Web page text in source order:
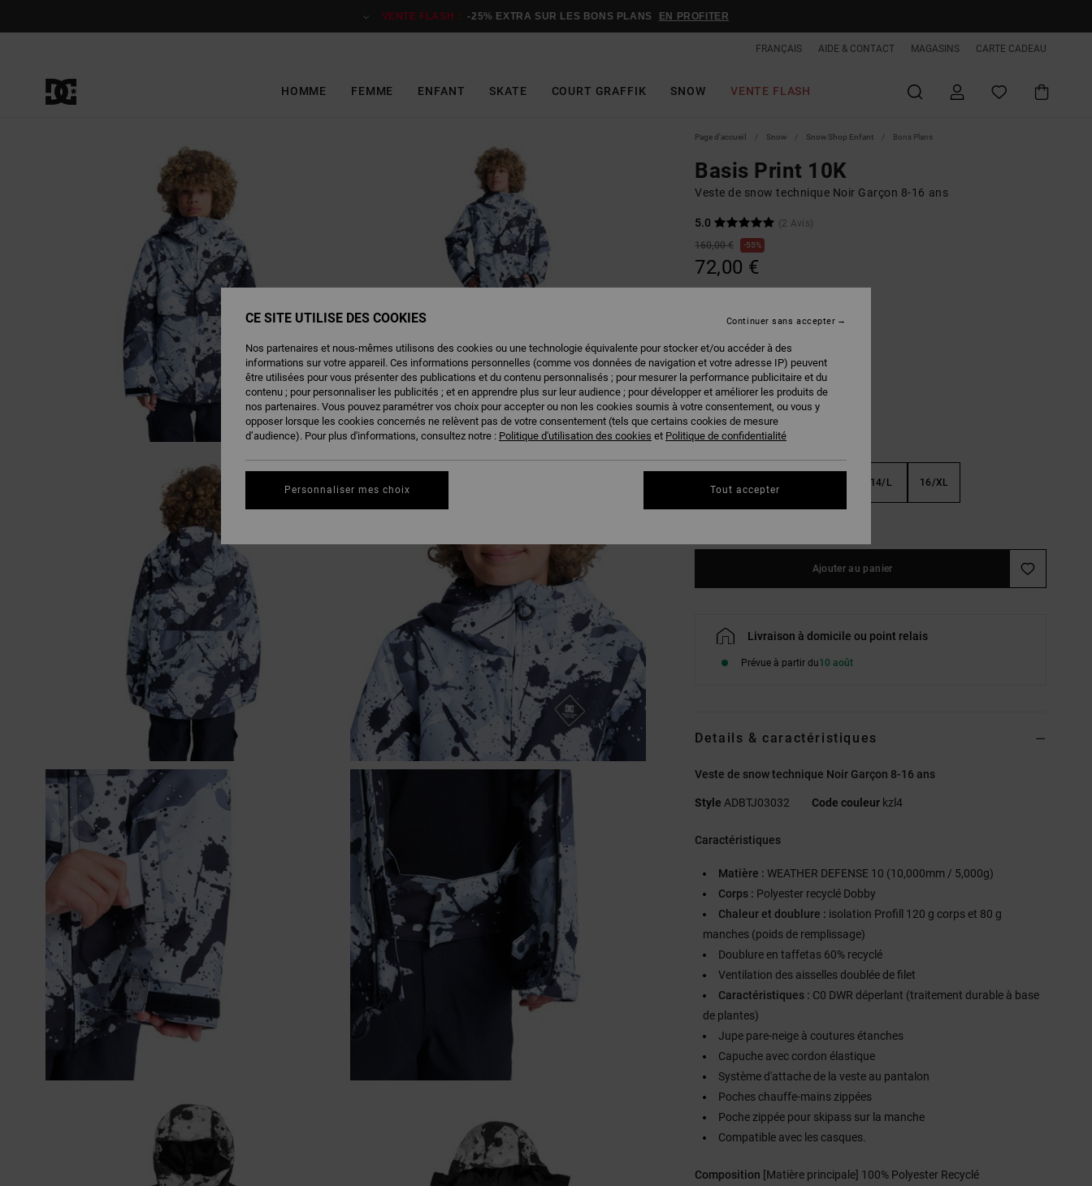
VENTE FLASH : -25% EXTRA SUR LES BONS PLANS EN PROFITER
FRANÇAIS AIDE & CONTACT MAGASINS CARTE CADEAU
HOMME FEMME ENFANT SKATE COURT GRAFFIK SNOW VENTE FLASH
Page d'accueil Snow Snow Shop Enfant Bons Plans
Basis Print 10K
Veste de snow technique Noir Garçon 8-16 ans
5.0
(2 Avis)
160,00 €
55%
72,00 €
CouleurSplat Camo
14/L 16/XL
Ajouter au panier
Livraison à domicile ou point relais
Prévue à partir du10 août
Details & caractéristiques
Veste de snow technique Noir Garçon 8-16 ans
Style ADBTJ03032 Code couleur kzl4
Caractéristiques
Matière : WEATHER DEFENSE 10 (10,000mm / 5,000g)
Corps : Polyester recyclé Dobby
Chaleur et doublure : isolation Profill 120 g corps et 80 g
manches (poids de remplissage)
Doublure en taffetas 60% recyclé
Ventilation des aisselles doublée de filet
Caractéristiques : C0 DWR déperlant (traitement durable à base
de plantes)
Jupe pare-neige à coutures étanches
Capuche avec cordon élastique
Système d'attache de la veste au pantalon
Poches chauffe-mains zippées
Poche zippée pour skipass sur la manche
Compatible avec les casques.
Composition [Matière principale] 100% Polyester Recyclé
CE SITE UTILISE DES COOKIES
Nos partenaires et nous-mêmes utilisons des cookies ou une technologie équivalente pour stocker et/ou accéder à des
informations sur votre appareil. Ces informations personnelles (comme vos données de navigation et votre adresse IP) peuvent
être utilisées pour vous présenter des publications et du contenu personnalisés ; pour mesurer la performance publicitaire et du
contenu ; pour personnaliser les publicités ; et en apprendre plus sur leur audience ; pour développer et améliorer les produits de
nos partenaires. Vous pouvez paramétrer vos choix pour accepter ou non les cookies soumis à votre consentement, ou vous y
opposer lorsque les cookies concernés ne relèvent pas de votre consentement (tels que certains cookies de mesure
d’audience). Pour plus d'informations, consultez notre : Politique d'utilisation des cookies et Politique de confidentialité
Personnaliser mes choix
Continuer sans accepter
Tout accepter